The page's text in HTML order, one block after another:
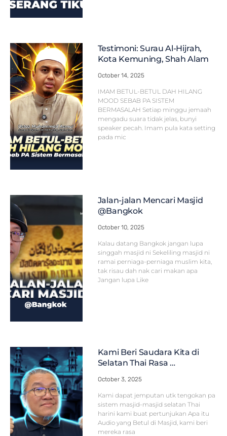
Testimoni: Surau Al-Hijrah,
Kota Kemuning, Shah Alam
October 14, 2025
IMAM BETUL-BETUL DAH HILANG
MOOD SEBAB PA SISTEM
BERMASALAH Setiap minggu jemaah
mengadu suara tidak jelas, bunyi
speaker pecah. Imam pula kata setting
pada mic
Jalan-jalan Mencari Masjid
@Bangkok
October 10, 2025
Kalau datang Bangkok jangan lupa
singgah masjid ni Sekeliling masjid ni
ramai perniaga-perniaga muslim kita,
tak risau dah nak cari makan apa
Jangan lupa Like
Kami Beri Saudara Kita di
Selatan Thai Rasa …
October 3, 2025
Kami dapat jemputan utk tengokan pa
sistem masjid-masjid selatan Thai
harini kami buat pertunjukan Apa itu
Audio yang Betul di Masjid, kami beri
mereka rasa